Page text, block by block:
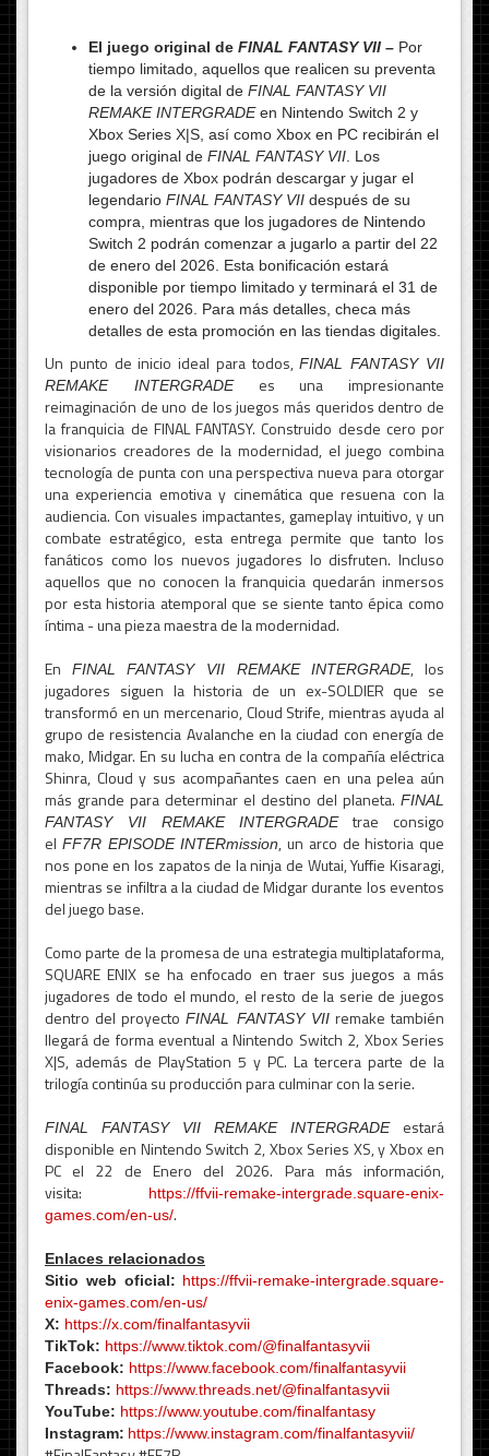
El juego original de FINAL FANTASY VII – Por
tiempo limitado, aquellos que realicen su preventa
de la versión digital de FINAL FANTASY VII
REMAKE INTERGRADEen Nintendo Switch 2 y
Xbox Series X|S, así como Xbox en PC recibirán el
juego original de FINAL FANTASY VII . Los
jugadores de Xbox podrán descargar y jugar el
legendario FINAL FANTASY VII después de su
compra, mientras que los jugadores de Nintendo
Switch 2 podrán comenzar a jugarlo a partir del 22
de enero del 2026. Esta bonificación estará
disponible por tiempo limitado y terminará el 31 de
enero del 2026. Para más detalles, checa más
detalles de esta promoción en las tiendas digitales.
Un punto de inicio ideal para todos,FINAL FANTASY VII
REMAKE INTERGRADEes una impresionante
reimaginación de uno de los juegos más queridos dentro de
la franquicia de FINAL FANTASY. Construido desde cero por
visionarios creadores de la modernidad, el juego combina
tecnología de punta con una perspectiva nueva para otorgar
una experiencia emotiva y cinemática que resuena con la
audiencia. Con visuales impactantes, gameplay intuitivo, y un
combate estratégico, esta entrega permite que tanto los
fanáticos como los nuevos jugadores lo disfruten. Incluso
aquellos que no conocen la franquicia quedarán inmersos
por esta historia atemporal que se siente tanto épica como
íntima - una pieza maestra de la modernidad.
En
FINAL FANTASY VII REMAKE INTERGRADE, los
jugadores siguen la historia de un ex-SOLDIER que se
transformó en un mercenario, Cloud Strife, mientras ayuda al
grupo de resistencia Avalanche en la ciudad con energía de
mako, Midgar. En su lucha en contra de la compañía eléctrica
Shinra, Cloud y sus acompañantes caen en una pelea aún
más grande para determinar el destino del planeta. FINAL
FANTASY VII REMAKE INTERGRADEtrae consigo
el FF7R EPISODE INTERmission, un arco de historia que
nos pone en los zapatos de la ninja de Wutai, Yuffie Kisaragi,
mientras se infiltra a la ciudad de Midgar durante los eventos
del juego base.
Como parte de la promesa de una estrategia multiplataforma,
SQUARE ENIX se ha enfocado en traer sus juegos a más
jugadores de todo el mundo, el resto de la serie de juegos
dentro del proyectoFINAL FANTASY VIIremake también
llegará de forma eventual a Nintendo Switch 2, Xbox Series
X|S, además de PlayStation 5 y PC. La tercera parte de la
trilogía continúa su producción para culminar con la serie.
FINAL FANTASY VII REMAKE INTERGRADE estará
disponible en Nintendo Switch 2, Xbox Series XS, y Xbox en
PC el 22 de Enero del 2026. Para más información,
visita:
https://ffvii-remake-intergrade.square-enix-
games.com/en-us/.
Enlaces relacionados
Sitio web oficial: https://ffvii-remake-intergrade.square-
enix-games.com/en-us/
X: https://x.com/finalfantasyvii
TikTok: https://www.tiktok.com/@finalfantasyvii
Facebook: https://www.facebook.com/finalfantasyvii
Threads: https://www.threads.net/@finalfantasyvii
YouTube: https://www.youtube.com/finalfantasy
Instagram: https://www.instagram.com/finalfantasyvii/